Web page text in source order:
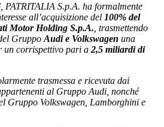
, PATRITALIA S.p.A. ha formalmente
all’acquisizione del 100% del
Motor Holding S.p.A. , trasmettendo
Gruppo Audi e Volkswagen una
un corrispettivo pari a 2,5 miliardi di
trasmessa e ricevuta dai
al Gruppo Audi, nonché
Gruppo Volkswagen, Lamborghini e